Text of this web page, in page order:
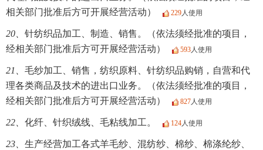
相关部门批准后方可开展经营活动）
229人使用
20、 针纺织品加工、制造、销售。（依法须经批准的项目，
经相关部门批准后方可开展经营活动）
593人使用
21、 毛纱加工、销售，纺织原料、针纺织品购销，自营和代
理各类商品及技术的进出口业务。（依法须经批准的项目，
经相关部门批准后方可开展经营活动）
827人使用
22、 化纤、针织绒线、毛粘线加工。 124人使用
23、 生产经营加工各式羊毛纱、混纺纱、棉纱、棉涤纶纱、